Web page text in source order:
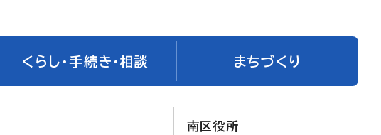
くらし・手続き・相談 まちづくり
南区役所